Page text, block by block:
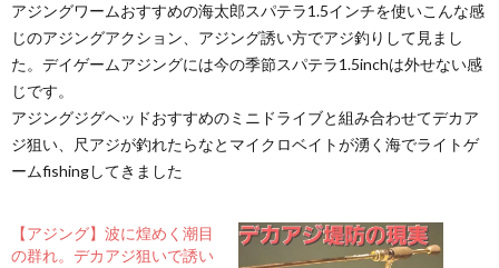
アジングワームおすすめの海太郎スパテラ1.5インチを使いこんな感
じのアジングアクション、アジング誘い方でアジ釣りして見まし
た。デイゲームアジングには今の季節スパテラ1.5inchは外せない感
じです。
アジングジグヘッドおすすめのミニドライブと組み合わせてデカア
ジ狙い、尺アジが釣れたらなとマイクロベイトが湧く海でライトゲ
ームfishingしてきました
【アジング】波に煌めく潮目
の群れ。デカアジ狙いで誘い